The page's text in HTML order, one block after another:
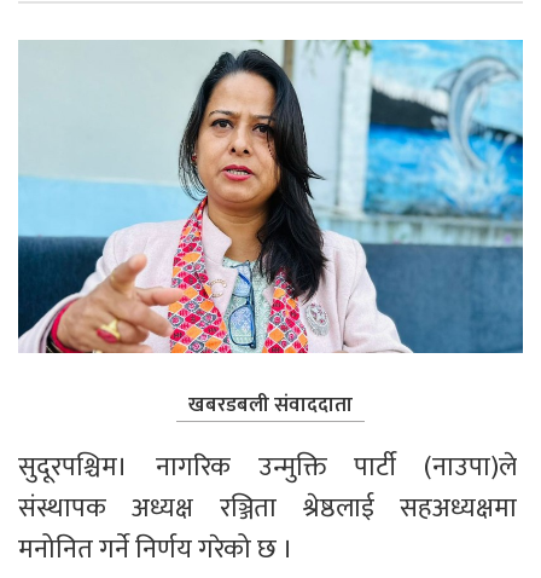
खबरडबली संवाददाता
सुदूरपश्चिम। नागरिक उन्मुक्ति पार्टी (नाउपा)ले
संस्थापक अध्यक्ष रञ्जिता श्रेष्ठलाई सहअध्यक्षमा
मनोनित गर्ने निर्णय गरेको छ ।